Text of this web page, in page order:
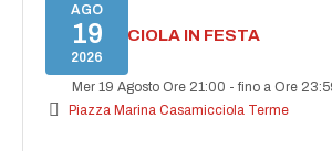
AGO
19
2026
CASAMICCIOLA IN FESTA
Mer 19 Agosto Ore 21:00 -fino a Ore
Piazza Marina Casamicciola Terme